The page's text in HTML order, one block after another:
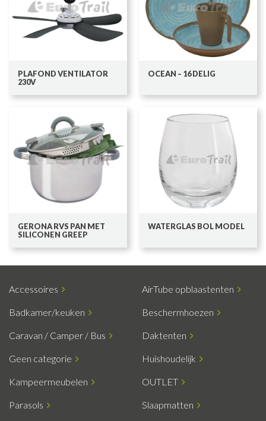
PLAFOND VENTILATOR
230V
OCEAN – 16 DELIG
GERONA RVS PAN MET
SILICONEN GREEP
WATERGLAS BOL MODEL
Accessoires AirTube opblaastenten
Badkamer/keuken Beschermhoezen
Caravan / Camper / Bus Daktenten
Geen categorie Huishoudelijk
Kampeermeubelen OUTLET
Parasols Slaapmatten